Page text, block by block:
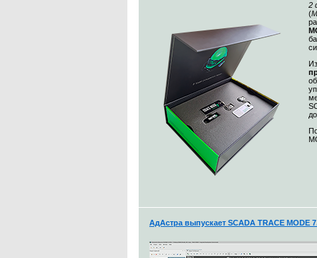
2
(
АдАстра выпускает SCADA TRACE MODE